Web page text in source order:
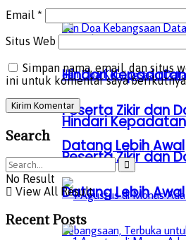
Hindari
Peserta Zikir dan
Datang Lebih Awal
Hindari
Peserta Zikir dan
Datang Lebih Awal
Email *
Situs Web
Simpan nama, email, dan situs
ini untuk komentar saya
Search
No Result
View All Result
Recent Posts